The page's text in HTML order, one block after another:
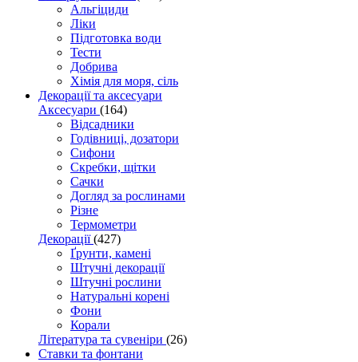
Альгіциди
Ліки
Підготовка води
Тести
Добрива
Хімія для моря, сіль
Декорації та аксесуари
Аксесуари (164)
Відсадники
Годівниці, дозатори
Сифони
Скребки, щітки
Сачки
Догляд за рослинами
Різне
Термометри
Декорації(427)
Ґрунти, камені
Штучні декорації
Штучні рослини
Натуральні корені
Фони
Корали
Література та сувеніри (26)
Ставки та фонтани